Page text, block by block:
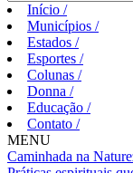
Início /
Municípios /
Estados /
Esportes /
Colunas /
Donna /
Educação /
Contato /
MENU
Caminhada na